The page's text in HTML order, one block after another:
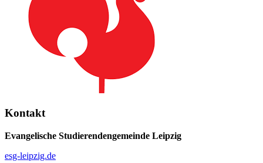
Kontakt
Evangelische Studierendengemeinde Leipzig
esg-leipzig.de